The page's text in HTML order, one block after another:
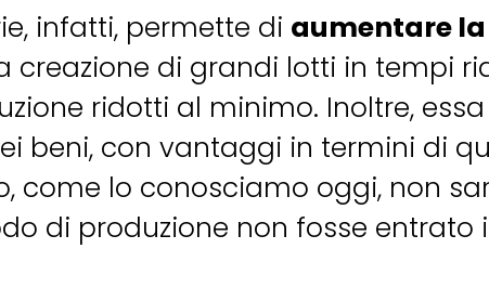
infatti, permette di aumentare la
creazione di grandi lotti in tempi
ridotti al minimo. Inoltre, essa
beni, con vantaggi in termini di
come lo conosciamo oggi, non
di produzione non fosse entrato